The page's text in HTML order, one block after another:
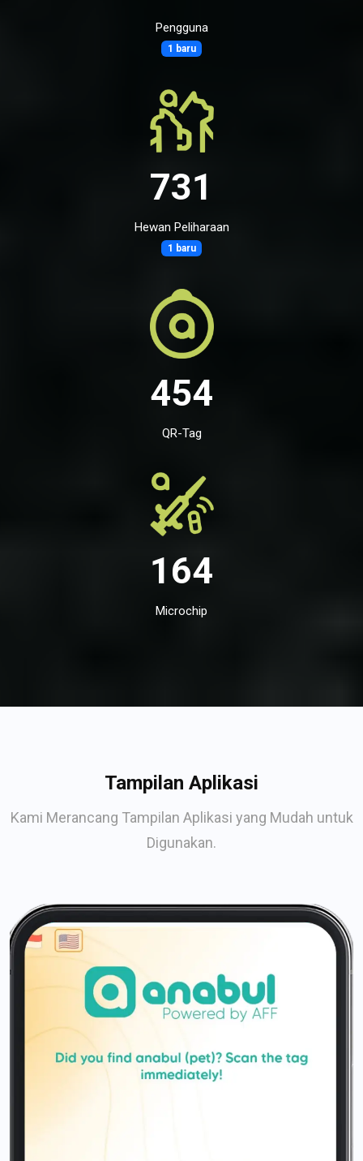
Pengguna
1 baru
731
Hewan Peliharaan
1 baru
454
QR-Tag
164
Microchip
Tampilan Aplikasi
Kami Merancang Tampilan Aplikasi yang Mudah untuk
Digunakan.